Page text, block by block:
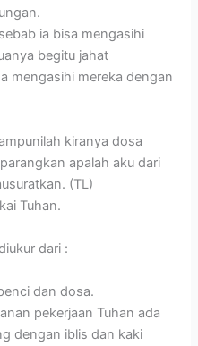
ia bisa mengasihi
begitu jahat
mengasihi mereka dengan
kiranya dosa
apalah aku dari
(TL)
Tuhan.
dari :
dan dosa.
pekerjaan Tuhan ada
dengan iblis dan kaki